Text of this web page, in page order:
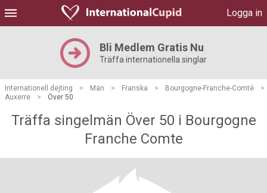
Logga in
Bli Medlem Gratis Nu
Träffa internationella singlar
Internationell dejting > Män > Franska > Bourgogne-Franche-Comté
>
Auxerre
> Över 50
Träffa singelmän Över 50 i Bourgogne
Franche Comte